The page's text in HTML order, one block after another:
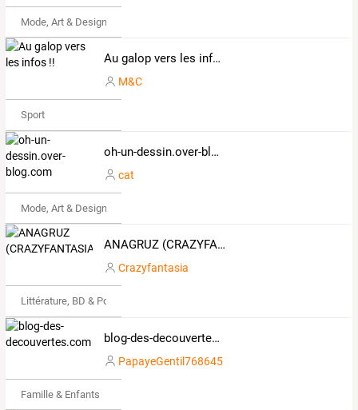
Mode, Art & Design
Au galop vers les infos !!
M&C
Sport
oh-un-dessin.over-blog.com
cat
Mode, Art & Design
ANAGRUZ (CRAZYFANTASIA)
Crazyfantasia
Littérature, BD & Poésie
blog-des-decouvertes.com
PapayeGentil768645
Famille & Enfants